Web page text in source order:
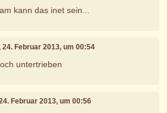
kann das inet sein...
24. Februar 2013, um 00:54
untertrieben
Februar 2013, um 00:56